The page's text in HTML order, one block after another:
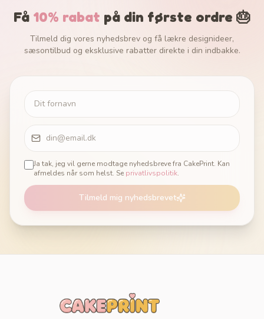
Få 10% rabat på din første ordre 🎂
Tilmeld dig vores nyhedsbrev og få lækre designideer,
sæsontilbud og eksklusive rabatter direkte i din indbakke.
Ja tak, jeg vil gerne modtage nyhedsbreve fra CakePrint. Kan
afmeldes når som helst. Se privatlivspolitik.
Tilmeld mig nyhedsbrevet